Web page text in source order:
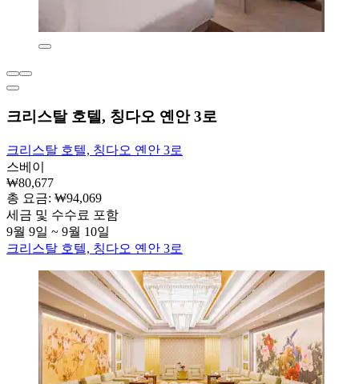
크리스탈 호텔, 칭다오 옌안 3로
크리스탈 호텔, 칭다오 옌안 3로
스베이
₩80,677
총 요금: ₩94,069
세금 및 수수료 포함
9월 9일 ~ 9월 10일
크리스탈 호텔, 칭다오 옌안 3로